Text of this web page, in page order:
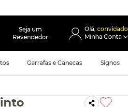
Seja um
Revendedor
convidado
Garrafas e Canecas Signos